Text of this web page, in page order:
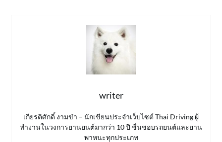
writer
เกียรติศักดิ์ งามขำ – นักเขียนประจำเว็บไซต์ Thai Driving ผู้
ทำงานในวงการยานยนต์มากว่า 10 ปี ชื่นชอบรถยนต์และยาน
พาหนะทุกประเภท